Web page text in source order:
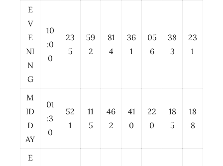
E
V
E
NI
N
G
10
:0
0
23
5
59
2
81
4
36
1
05
6
38
3
23
1
M
ID
D
AY
01
:3
0
52
1
11
5
46
2
41
0
22
0
18
5
18
8
E